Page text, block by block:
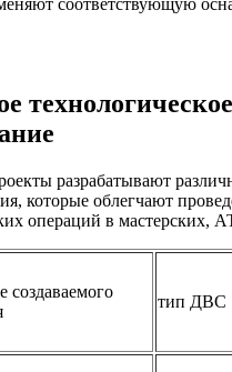
технологическое
разрабатывают
которые облегчают
операций в мастерских,
создаваемого
тип ДВС